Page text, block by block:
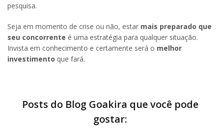
pesquisa.
Seja em momento de crise ou não, estar mais preparado que
seu concorrente é uma estratégia para qualquer situação.
Invista em conhecimento e certamente será o melhor
investimento que fará.
Posts do Blog Goakira que você pode
gostar: